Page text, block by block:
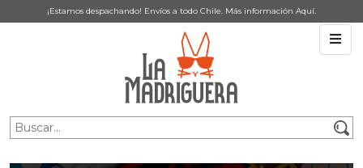
¡Estamos despachando! Envíos a todo Chile. Más información Aquí.